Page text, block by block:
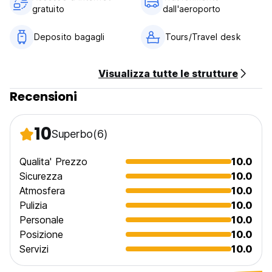
Politica di cancellazione: 72 ore prima dell'arrivo.
Check in dalle 14:00 alle 23:00.
Pagamento all'arrivo in contanti o con carte di credito.
Questa struttura potrebbe pre-autorizzare la vostra carta
prima dell'arrivo.
Tasse incluse.
Colazione inclusa.
Generale:
Reception 24 ore su 24.
Nessun coprifuoco.
Non fumatori.
gratuito
dall'aeroporto
Deposito bagagli Tours/Travel desk
Visualizza tutte le strutture
Recensioni
10Superbo(6)
Qualita' Prezzo
10.0
Sicurezza
10.0
Atmosfera
10.0
Pulizia
10.0
Personale
10.0
Posizione
10.0
Servizi
10.0